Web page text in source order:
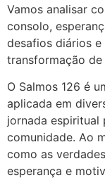
Vamos analisar
consolo,
desafios diários
transformação
O Salmos 126 é
aplicada em
jornada espiritual
comunidade. Ao
como as
esperança e